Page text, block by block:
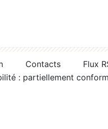
Contacts
Flux
: partiellement